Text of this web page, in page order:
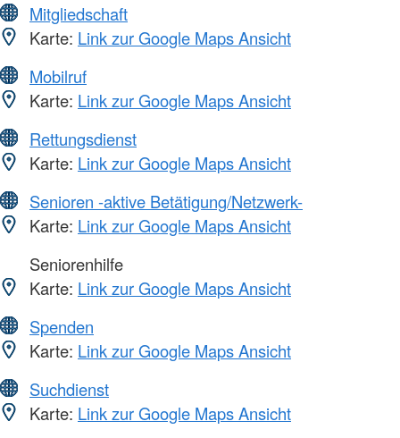
Mitgliedschaft
Karte: Link zur Google Maps Ansicht
Mobilruf
Karte: Link zur Google Maps Ansicht
Rettungsdienst
Karte: Link zur Google Maps Ansicht
Senioren -aktive Betätigung/Netzwerk-
Karte: Link zur Google Maps Ansicht
Seniorenhilfe
Karte: Link zur Google Maps Ansicht
Spenden
Karte: Link zur Google Maps Ansicht
Suchdienst
Karte: Link zur Google Maps Ansicht